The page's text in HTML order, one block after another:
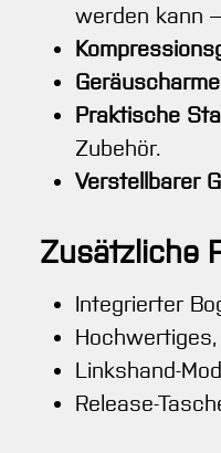
werden kann
Praktische
Zubehör.
Verstellbarer
Zusätzliche
Integrierter
Linkshand-
Release-